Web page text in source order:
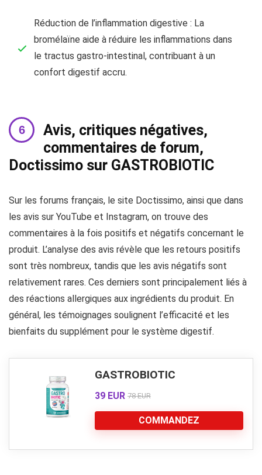
Réduction de l’inflammation digestive : La
bromélaïne aide à réduire les inflammations dans
le tractus gastro-intestinal, contribuant à un
confort digestif accru.
Avis, critiques négatives,
commentaires de forum,
Doctissimo sur GASTROBIOTIC
Sur les forums français, le site Doctissimo, ainsi que dans
les avis sur YouTube et Instagram, on trouve des
commentaires à la fois positifs et négatifs concernant le
produit. L’analyse des avis révèle que les retours positifs
sont très nombreux, tandis que les avis négatifs sont
relativement rares. Ces derniers sont principalement liés à
des réactions allergiques aux ingrédients du produit. En
général, les témoignages soulignent l’efficacité et les
bienfaits du supplément pour le système digestif.
GASTROBIOTIC
39 EUR 78 EUR
COMMANDEZ